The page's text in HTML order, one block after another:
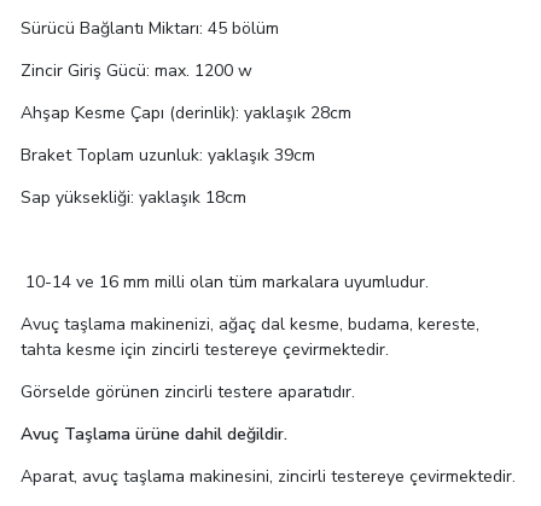
Sürücü Bağlantı Miktarı: 45 bölüm
Zincir Giriş Gücü: max. 1200 w
Ahşap Kesme Çapı (derinlik): yaklaşık 28cm
Braket Toplam uzunluk: yaklaşık 39cm
Sap yüksekliği: yaklaşık 18cm
10-14 ve 16 mm milli olan tüm markalara uyumludur.
Avuç taşlama makinenizi, ağaç dal kesme, budama, kereste,
tahta kesme için zincirli testereye çevirmektedir.
Görselde görünen zincirli testere aparatıdır.
Avuç Taşlama ürüne dahil değildir.
Aparat, avuç taşlama makinesini, zincirli testereye çevirmektedir.